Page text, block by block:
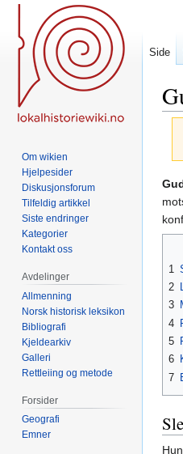
til
til
søk
1
2
3
4
5
6
7
Side
Om wikien
Hjelpesider
Diskusjonsforum
Tilfeldig artikkel
Siste endringer
Kategorier
Kontakt oss
Avdelinger
Allmenning
Norsk historisk leksikon
Bibliografi
Kjeldearkiv
Galleri
Rettleiing og metode
Forsider
Geografi
Emner